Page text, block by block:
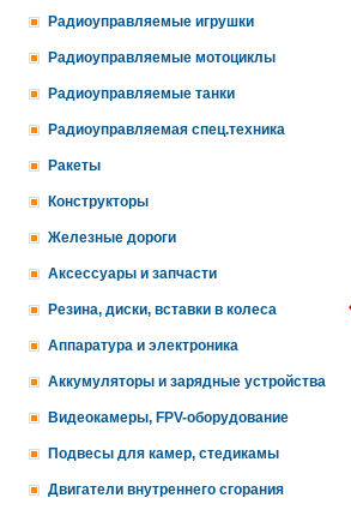
Радиоуправляемые игрушки
Радиоуправляемые мотоциклы
Радиоуправляемые танки
Радиоуправляемая спец.техника
Ракеты
Конструкторы
Железные дороги
Аксессуары и запчасти
Резина, диски, вставки в колеса
Аппаратура и электроника
Аккумуляторы и зарядные устройства
Видеокамеры, FPV-оборудование
Подвесы для камер, стедикамы
Двигатели внутреннего сгорания